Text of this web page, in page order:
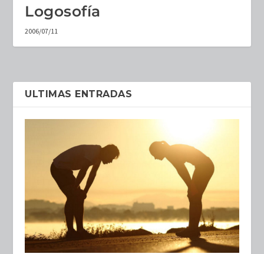
Logosofía
2006/07/11
ULTIMAS ENTRADAS